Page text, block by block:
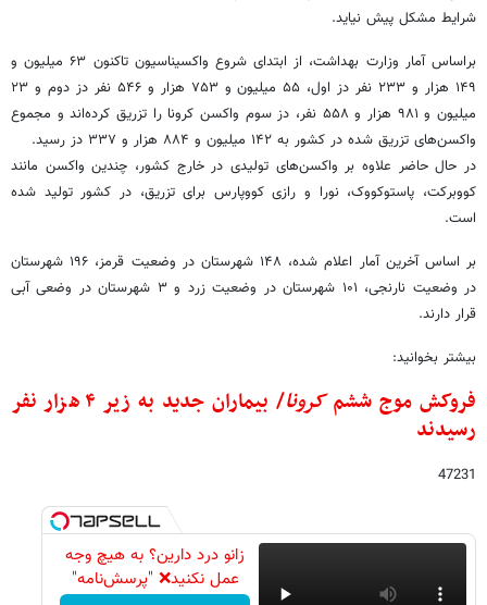
شرایط مشکل پیش نیاید.
براساس آمار وزارت بهداشت، از ابتدای شروع واکسیناسیون تاکنون ۶۳ میلیون و
۱۴۹ هزار و ۲۳۳ نفر دز اول، ۵۵ میلیون و ۷۵۳ هزار و ۵۴۶ نفر دز دوم و ۲۳
میلیون و ۹۸۱ هزار و ۵۵۸ نفر، دز سوم واکسن کرونا را تزریق کرده‌اند و مجموع
واکسن‌های تزریق شده در کشور به ۱۴۲ میلیون و ۸۸۴ هزار و ۳۳۷ دز رسید.
در حال حاضر علاوه بر واکسن‌های تولیدی در خارج کشور، چندین واکسن مانند
کووبرکت، پاستوکووک، نورا و رازی کووپارس برای تزریق، در کشور تولید شده
است.
بر اساس آخرین آمار اعلام شده، ۱۴۸ شهرستان در وضعیت قرمز، ۱۹۶ شهرستان
در وضعیت نارنجی، ۱۰۱ شهرستان در وضعیت زرد و ۳ شهرستان در وضعی آبی
قرار دارند.
بیشتر بخوانید:
فروکش موج ششمکرونا
/ بیماران جدید به زیر ۴ هزار نفر
رسیدند
47231
زانو درد دارین؟ به هیچ وجه
عمل نکنید❌ "پرسش‌نامه"